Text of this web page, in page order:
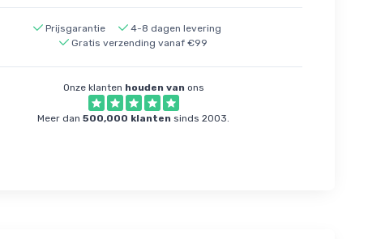
Prijsgarantie
4-8 dagen levering
Gratis verzending vanaf €99
Onze klanten houden van ons
Meer dan500,000 klanten sinds 2003.